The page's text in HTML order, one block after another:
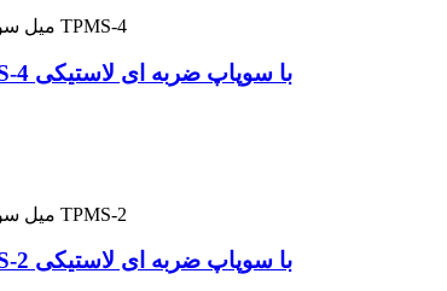
سنسور فشار باد لاستیک TPMS-4 با سوپاپ ضربه ای لاستیکی
سنسور فشار باد لاستیک TPMS-2 با سوپاپ ضربه ای لاستیکی